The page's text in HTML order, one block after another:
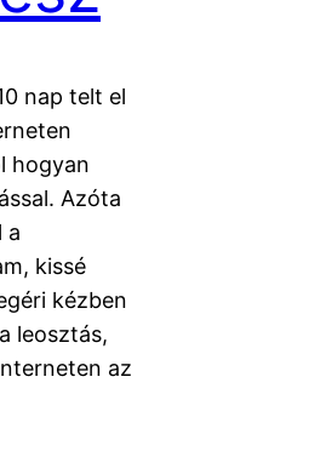
nap telt el
hogyan
Azóta
a
kissé
kézben
leosztás,
az